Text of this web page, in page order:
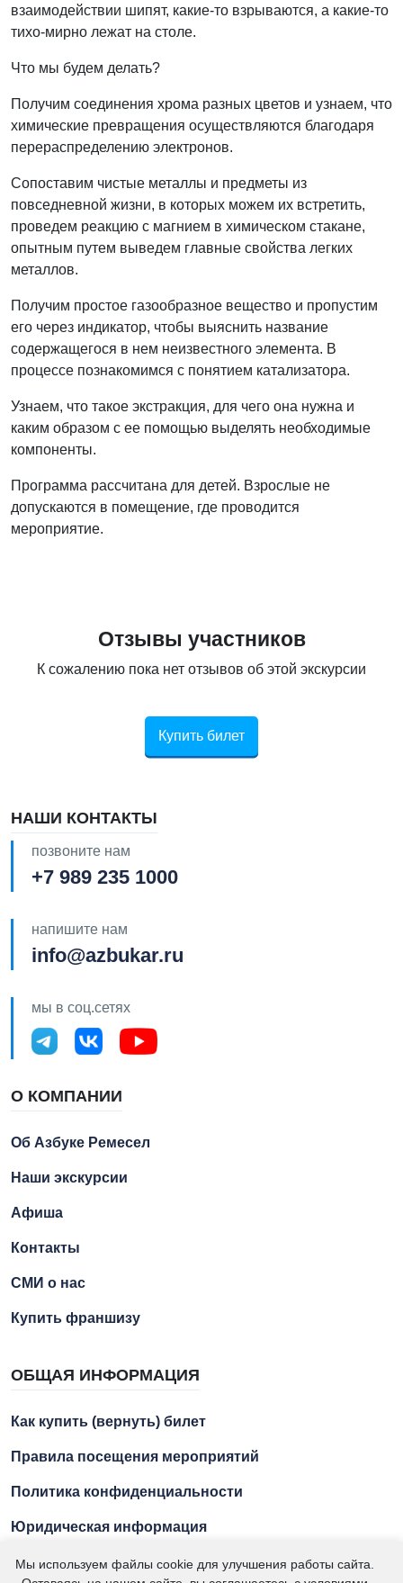
взаимодействии шипят, какие-то взрываются, а какие-то
тихо-мирно лежат на столе.
Что мы будем делать?
Получим соединения хрома разных цветов и узнаем, что
химические превращения осуществляются благодаря
перераспределению электронов.
Сопоставим чистые металлы и предметы из
повседневной жизни, в которых можем их вст ретить,
проведем реакцию с магнием в химическом стакане,
опытным путем выведем главные свойства легких
металлов.
Получим простое газообразное вещество и пропустим
его через индикатор, чтобы выяснить название
содержащегося в нем неизвестного элемента. В
процессе познакомимся с понятием катализатора.
Узнаем, что такое экстракция, для чего она нужна и
каким образом с ее помощью выделять необходимые
компоненты.
Программа рассчитана для детей. Взрослые не
допускаются в помещение, где проводится
мероприятие.
Отзывы участников
К сожалению пока нет отзывов об этой экскурсии
Купить билет
НАШИ КОНТАКТЫ
позвоните нам
+7 989 235 1000
напишите нам
info@azbukar.ru
мы в соц.сетях
О КОМПАНИИ
Об Азбуке Ремесел
Наши экскурсии
Афиша
Контакты
СМИ о нас
Купить франшизу
ОБЩАЯ ИНФОРМАЦИЯ
Как купить (вернуть) билет
Правила посещения мероприятий
Политика конфиденциальности
Юридическая информация
Мы используем файлы cookie для улучшения работы сайта.